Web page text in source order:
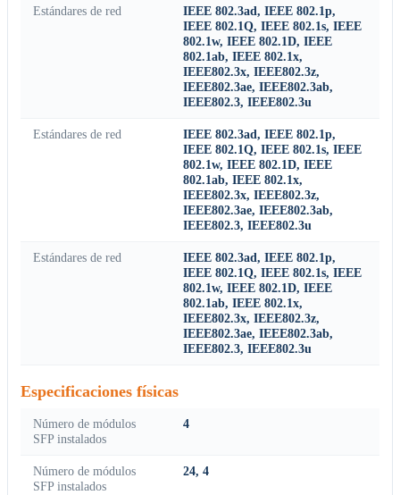
Estándares de red
IEEE 802.3ad, IEEE 802.1p,
IEEE 802.1Q, IEEE 802.1s, IEEE
802.1w, IEEE 802.1D, IEEE
802.1ab, IEEE 802.1x,
IEEE802.3x, IEEE802.3z,
IEEE802.3ae, IEEE802.3ab,
IEEE802.3, IEEE802.3u
Estándares de red
IEEE 802.3ad, IEEE 802.1p,
IEEE 802.1Q, IEEE 802.1s, IEEE
802.1w, IEEE 802.1D, IEEE
802.1ab, IEEE 802.1x,
IEEE802.3x, IEEE802.3z,
IEEE802.3ae, IEEE802.3ab,
IEEE802.3, IEEE802.3u
Estándares de red
IEEE 802.3ad, IEEE 802.1p,
IEEE 802.1Q, IEEE 802.1s, IEEE
802.1w, IEEE 802.1D, IEEE
802.1ab, IEEE 802.1x,
IEEE802.3x, IEEE802.3z,
IEEE802.3ae, IEEE802.3ab,
IEEE802.3, IEEE802.3u
Especificaciones físicas
Número de módulos
SFP instalados
4
Número de módulos
SFP instalados
24, 4